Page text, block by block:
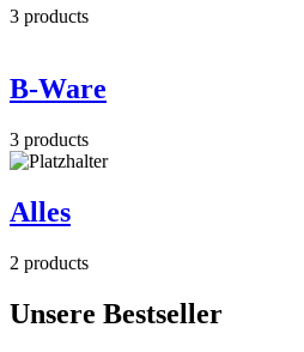
3 products
B-Ware
3 products
Alles
2 products
Unsere Bestseller